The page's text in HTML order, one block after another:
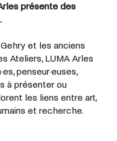
présente des
et les anciens
Ateliers, LUMA Arles
penseur·euses,
à présenter ou
les liens entre art,
et recherche.